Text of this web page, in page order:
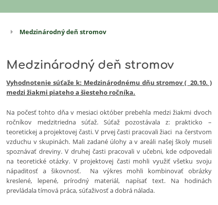
Biológia
Medzinárodný deň stromov
Medzinárodný deň stromov
Vyhodnotenie súťaže k: Medzinárodnému dňu stromov ( 20.10. )
medzi žiakmi piateho a šiesteho ročníka.
Na počesť tohto dňa v mesiaci október prebehla medzi žiakmi dvoch
ročníkov medzitriedna súťaž. Súťaž pozostávala z: prakticko –
teoretickej a projektovej časti. V prvej časti pracovali žiaci na čerstvom
vzduchu v skupinách. Mali zadané úlohy a v areáli našej školy museli
spoznávať dreviny. V druhej časti pracovali v učebni, kde odpovedali
na teoretické otázky. V projektovej časti mohli využiť všetku svoju
nápaditosť a šikovnosť. Na výkres mohli kombinovať obrázky
kreslené, lepené, prírodný materiál, napísať text. Na hodinách
prevládala tímová práca, súťaživosť a dobrá nálada.